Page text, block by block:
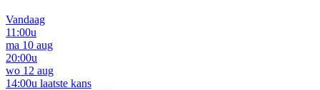
Vandaag
11:00u
ma 10 aug
20:00u
wo 12 aug
14:00u laatste kans